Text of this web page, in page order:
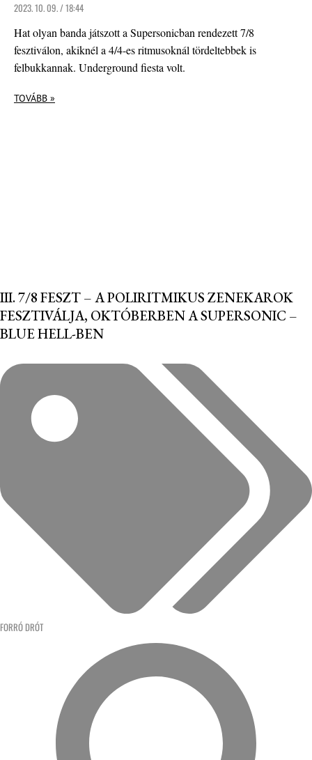
2023. 10. 09. / 18:44
Hat olyan banda játszott a Supersonicban rendezett 7/8
fesztiválon, akiknél a 4/4-es ritmusoknál tördeltebbek is
felbukkannak. Underground fiesta volt.
TOVÁBB »
III. 7/8 FESZT – A POLIRITMIKUS ZENEKAROK
FESZTIVÁLJA, OKTÓBERBEN A SUPERSONIC –
BLUE HELL-BEN
FORRÓ DRÓT